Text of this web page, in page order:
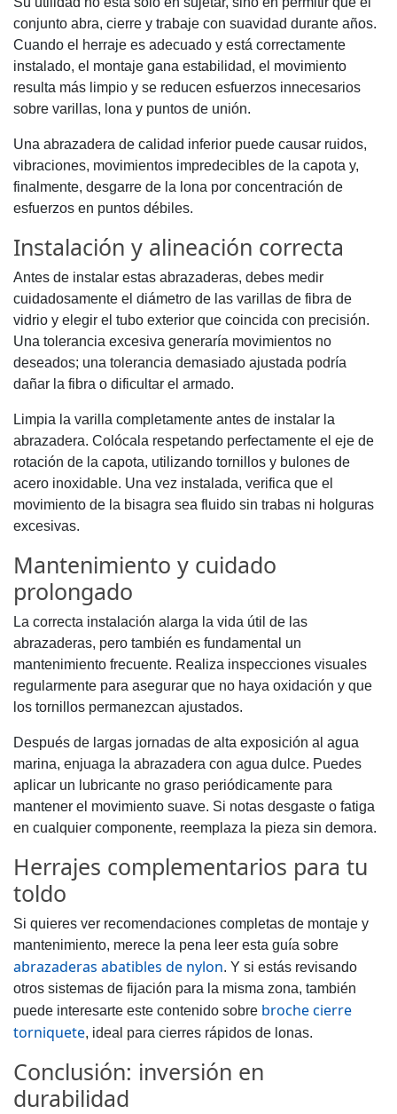
conjunto abra, cierre y trabaje con suavidad durante años.
Cuando el herraje es adecuado y está correctamente
instalado, el montaje gana estabilidad, el movimiento
resulta más limpio y se reducen esfuerzos innecesarios
sobre varillas, lona y puntos de unión.
Una abrazadera de calidad inferior puede causar ruidos,
vibraciones, movimientos impredecibles de la capota y,
finalmente, desgarre de la lona por concentración de
esfuerzos en puntos débiles.
Instalación y alineación correcta
Antes de instalar estas abrazaderas, debes medir
cuidadosamente el diámetro de las varillas de fibra de
vidrio y elegir el tubo exterior que coincida con precisión.
Una tolerancia excesiva generaría movimientos no
deseados; una tolerancia demasiado ajustada podría
dañar la fibra o dificultar el armado.
Limpia la varilla completamente antes de instalar la
abrazadera. Colócala respetando perfectamente el eje de
rotación de la capota, utilizando tornillos y bulones de
acero inoxidable. Una vez instalada, verifica que el
movimiento de la bisagra sea fluido sin trabas ni holguras
excesivas.
Mantenimiento y cuidado
prolongado
La correcta instalación alarga la vida útil de las
abrazaderas, pero también es fundamental un
mantenimiento frecuente. Realiza inspecciones visuales
regularmente para asegurar que no haya oxidación y que
los tornillos permanezcan ajustados.
Después de largas jornadas de alta exposición al agua
marina, enjuaga la abrazadera con agua dulce. Puedes
aplicar un lubricante no graso periódicamente para
mantener el movimiento suave. Si notas desgaste o fatiga
en cualquier componente, reemplaza la pieza sin demora.
Herrajes complementarios para tu
toldo
Si quieres ver recomendaciones completas de montaje y
mantenimiento, merece la pena leer esta guía sobre
abrazaderas abatibles de nylon. Y si estás revisando
otros sistemas de fijación para la misma zona, también
puede interesarte este contenido sobre broche cierre
torniquete, ideal para cierres rápidos de lonas.
Conclusión: inversión en
durabilidad